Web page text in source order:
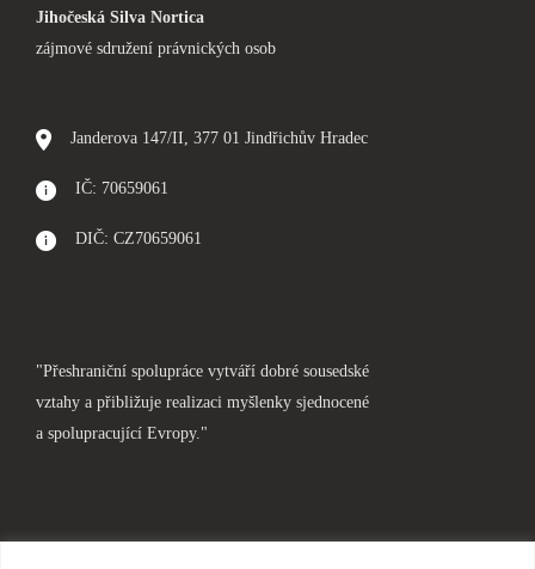
Jihočeská Silva Nortica
zájmové sdružení právnických osob
Janderova 147/II, 377 01 Jindřichův Hradec
IČ: 70659061
DIČ: CZ70659061
"Přeshraniční spolupráce vytváří dobré sousedské
vztahy a přibližuje realizaci myšlenky sjednocené
a spolupracující Evropy."